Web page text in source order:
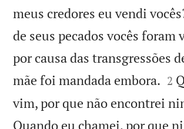
meus credores eu vendi
de seus pecados vocês foram
por causa das transgressões
mãe foi mandada embora. 

2
vim, por que não encontrei
Quando eu chamei, por que